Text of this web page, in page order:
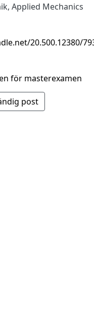
, Applied Mechanics
20.500.12380/
för masterexamen
post